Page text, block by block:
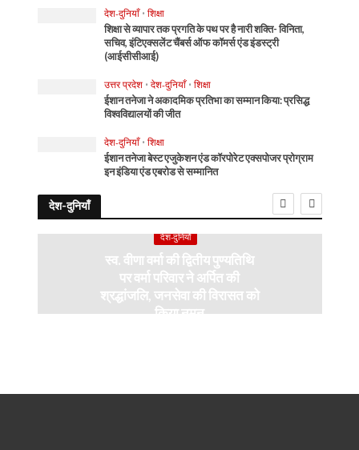
देश-दुनियाँ • शिक्षा
शिक्षा से व्यापार तक प्रगति के पथ पर है नारी शक्ति- विनिता,
सचिव, इंटिएक्सलेंट चैंबर्स ऑफ कॉमर्स एंड इंडस्ट्री
(आईसीसीआई)
उत्तर प्रदेश • देश-दुनियाँ • शिक्षा
ईशान तनेजा ने अकादमिक प्रतिभा का सम्मान किया: प्रसिद्ध
विश्वविद्यालयों की जीत
देश-दुनियाँ • शिक्षा
ईशान तनेजा बेस्ट एजुकेशन एंड कॉरपोरेट एक्सपोजर प्रोग्राम
इन इंडिया एंड एबरोड से सम्मानित
देश-दुनियाँ
देश-दुनियाँ
स्व. वीणा वर्मा की द्वितीय पुण्यतिथि
पर वर्मा परिवार ने अर्पित की
श्रद्धांजलि, जनसेवा की विरासत को
किया नमन